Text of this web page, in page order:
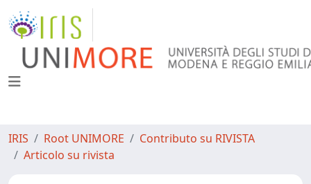
IRIS Root UNIMORE
Contributo su RIVISTA
Articolo su rivista